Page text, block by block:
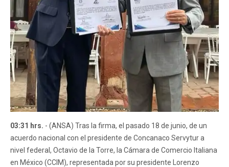
03:31 hrs. - (ANSA) Tras la firma, el pasado 18 de junio, de un
acuerdo nacional con el presidente de Concanaco Servytur a
nivel federal, Octavio de la Torre, la Cámara de Comercio Italiana
en México (CCIM), representada por su presidente Lorenzo